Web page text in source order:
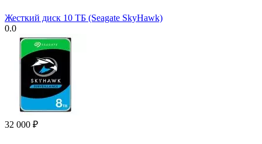
Жесткий диск 10 ТБ (Seagate SkyHawk)
0.0
32 000 ₽